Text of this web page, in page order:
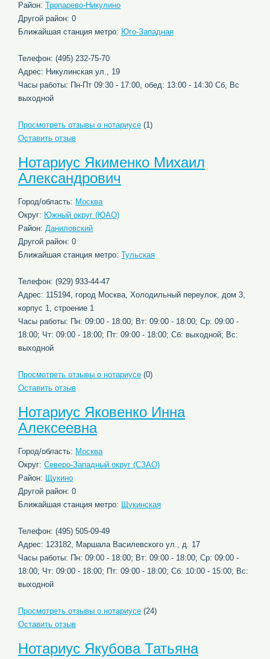
Район: Тропарево-Никулино
Другой район: 0
Ближайшая станция метро: Юго-Западная
Телефон: (495) 232-75-70
Адрес: Никулинская ул., 19
Часы работы: Пн-Пт 09:30 - 17:00, обед: 13:00 - 14:30 Сб, Вс
выходной
Просмотреть отзывы о нотариусе (1)
Оставить отзыв
Нотариус Якименко Михаил
Александрович
Город/область: Москва
Округ: Южный округ (ЮАО)
Район: Даниловский
Другой район: 0
Ближайшая станция метро: Тульская
Телефон: (929) 933-44-47
Адрес: 115194, город Москва, Холодильный переулок, дом 3,
корпус 1, строение 1
Часы работы: Пн: 09:00 - 18:00; Вт: 09:00 - 18:00; Ср: 09:00 -
18:00; Чт: 09:00 - 18:00; Пт: 09:00 - 18:00; Сб: выходной; Вс:
выходной
Просмотреть отзывы о нотариусе (0)
Оставить отзыв
Нотариус Яковенко Инна
Алексеевна
Город/область: Москва
Округ: Северо-Западный округ (СЗАО)
Район: Щукино
Другой район: 0
Ближайшая станция метро: Щукинская
Телефон: (495) 505-09-49
Адрес: 123182, Маршала Василевского ул., д. 17
Часы работы: Пн: 09:00 - 18:00; Вт: 09:00 - 18:00; Ср: 09:00 -
18:00; Чт: 09:00 - 18:00; Пт: 09:00 - 18:00; Сб: 10:00 - 15:00; Вс:
выходной
Просмотреть отзывы о нотариусе (24)
Оставить отзыв
Нотариус Якубова Татьяна